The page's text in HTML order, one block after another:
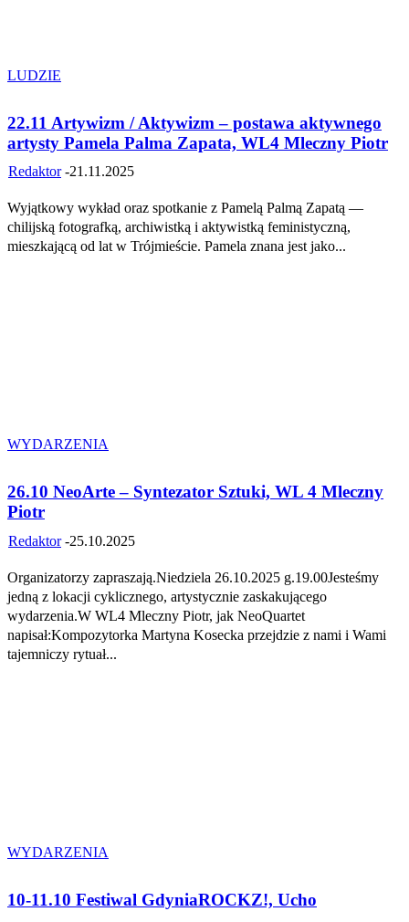
LUDZIE
22.11 Artywizm / Aktywizm – postawa aktywnego
artysty Pamela Palma Zapata, WL4 Mleczny Piotr
Redaktor -21.11.2025
Wyjątkowy wykład oraz spotkanie z Pamelą Palmą Zapatą —
chilijską fotografką, archiwistką i aktywistką feministyczną,
mieszkającą od lat w Trójmieście. Pamela znana jest jako...
WYDARZENIA
26.10 NeoArte – Syntezator Sztuki, WL 4 Mleczny
Piotr
Redaktor -25.10.2025
Organizatorzy zapraszają.Niedziela 26.10.2025 g.19.00Jesteśmy
jedną z lokacji cyklicznego, artystycznie zaskakującego
wydarzenia.W WL4 Mleczny Piotr, jak NeoQuartet
napisał:Kompozytorka Martyna Kosecka przejdzie z nami i Wami
tajemniczy rytuał...
WYDARZENIA
10-11.10 Festiwal GdyniaROCKZ!, Ucho